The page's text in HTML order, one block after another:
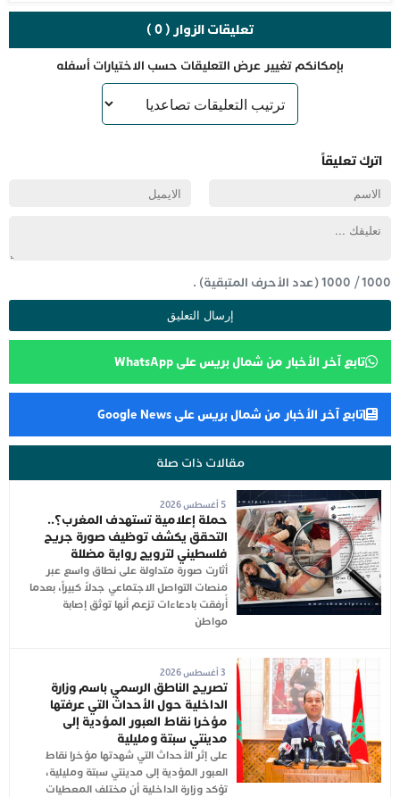
تعليقات الزوار ( 0 )
بإمكانكم تغيير عرض التعليقات حسب الاختيارات أسفله
اترك تعليقاً
1000
/
1000(عدد الأحرف المتبقية) .
تابع آخر الأخبار من شمال بريس على WhatsApp
تابع آخر الأخبار من شمال بريس على Google News
مقالات ذات صلة
5 أغسطس 2026
حملة إعلامية تستهدف المغرب؟..
التحقق يكشف توظيف صورة جريح
فلسطيني لترويج رواية مضللة
أثارت صورة متداولة على نطاق واسع عبر
منصات التواصل الاجتماعي جدلاً كبيراً، بعدما
أُرفقت بادعاءات تزعم أنها توثق إصابة
مواطن
تصريح الناطق الرسمي باسم وزارة
الداخلية حول الأحداث التي عرفتها
مؤخرا نقاط العبور المؤدية إلى
مدينتي سبتة ومليلية
على إثر الأحداث التي شهدتها مؤخرا نقاط
العبور المؤدية إلى مدينتي سبتة ومليلية،
تؤكد وزارة الداخلية أن مختلف المعطيات